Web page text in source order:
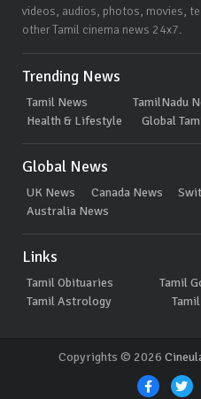
videos, audios, photos, movies,
other Tamil cinema news 24x7.
Trending News
Tamil News TamilNadu
Health & Lifestyle
Global
Global News
UK News Canada News
Australia News
Links
Tamil Obituaries Tamil
Tamil Astrology
Copyrights © 2026